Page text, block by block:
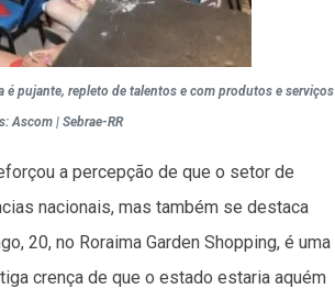
é pujante, repleto de talentos e com produtos e serviços
Ascom | Sebrae-RR
a percepção de que o setor de
nacionais, mas também se destaca
20, no Roraima Garden Shopping, é uma
crença de que o estado estaria aquém